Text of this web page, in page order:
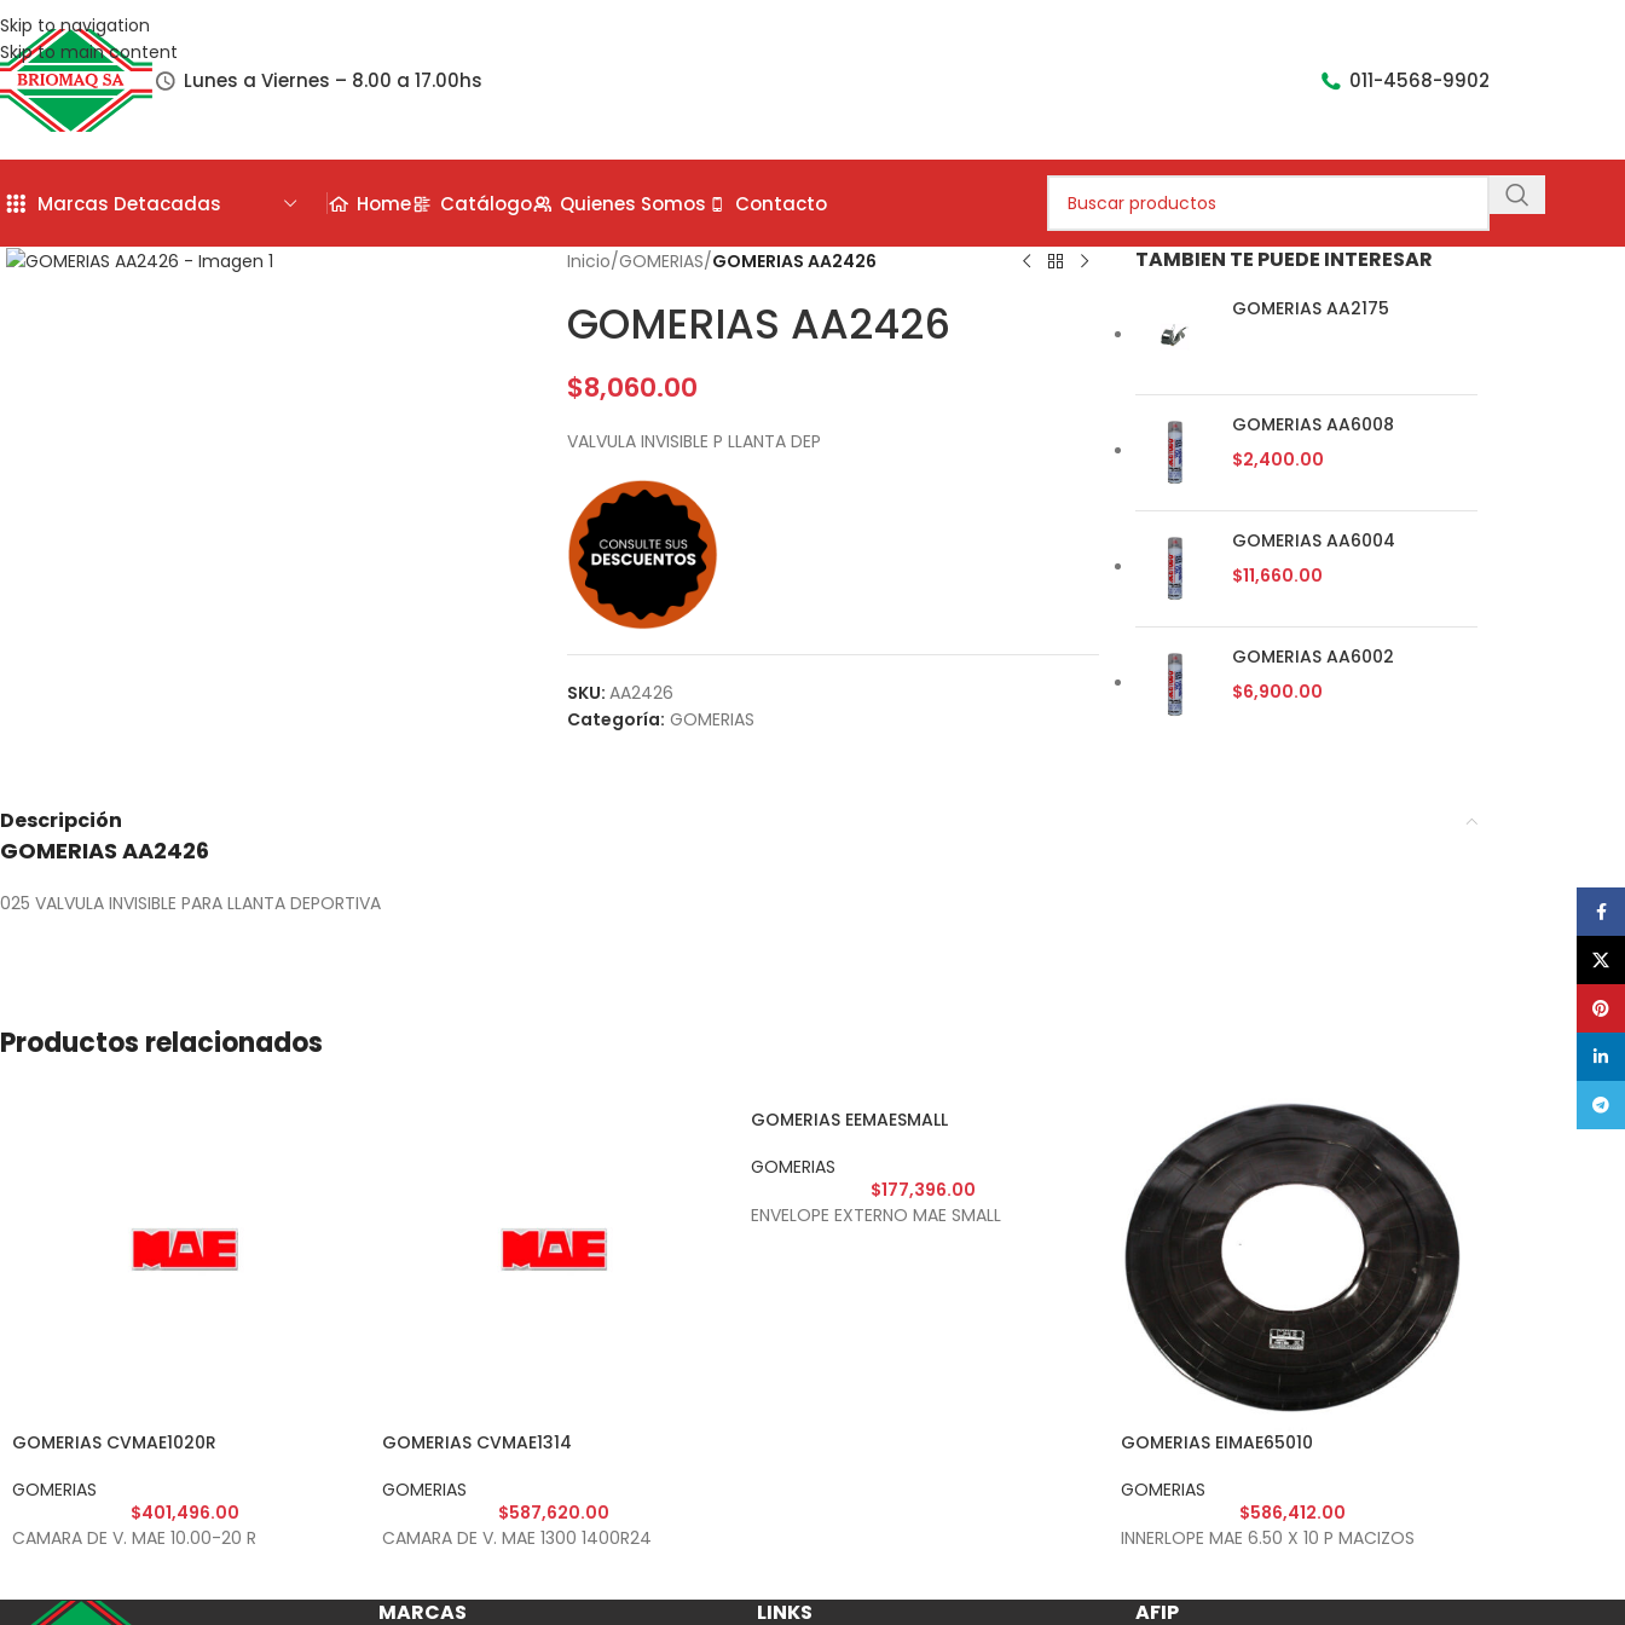
Skip to navigation
Skip to main content
Lunes a Viernes – 8.00 a 17.00hs 011-4568-9902
Marcas Detacadas Home Catálogo Quienes Somos Contacto
Inicio/GOMERIAS/GOMERIAS AA2426
GOMERIAS AA2426
$8,060.00
VALVULA INVISIBLE P LLANTA DEP
SKU:AA2426
Categoría: GOMERIAS
TAMBIEN TE PUEDE INTERESAR
GOMERIAS AA2175
GOMERIAS AA6008
$2,400.00
GOMERIAS AA6004
$11,660.00
GOMERIAS AA6002
$6,900.00
Descripción
GOMERIAS AA2426
025 VALVULA INVISIBLE PARA LLANTA DEPORTIVA
Productos relacionados
GOMERIAS CVMAE1020R
GOMERIAS
$401,496.00
CAMARA DE V. MAE 10.00-20 R
GOMERIAS CVMAE1314
GOMERIAS
$587,620.00
CAMARA DE V. MAE 1300 1400R24
GOMERIAS EEMAESMALL
GOMERIAS
$177,396.00
ENVELOPE EXTERNO MAE SMALL
GOMERIAS EIMAE65010
GOMERIAS
$586,412.00
INNERLOPE MAE 6.50 X 10 P MACIZOS
MARCAS LINKS AFIP